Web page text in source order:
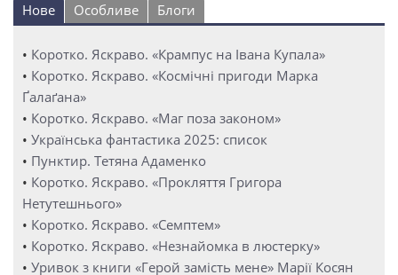
Нове Особливе Блоги
• Коротко. Яскраво. «Крампус на Івана Купала»
• Коротко. Яскраво. «Космічні пригоди Марка
Ґалаґана»
• Коротко. Яскраво. «Маг поза законом»
• Українська фантастика 2025: список
• Пунктир. Тетяна Адаменко
• Коротко. Яскраво. «Прокляття Григора
Нетутешнього»
• Коротко. Яскраво. «Семптем»
• Коротко. Яскраво. «Незнайомка в люстерку»
• Уривок з книги «Герой замість мене» Марії Косян